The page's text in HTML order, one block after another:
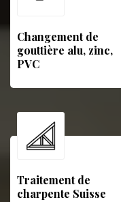
Changement de
gouttière alu, zinc,
PVC
Traitement de
charpente Suisse